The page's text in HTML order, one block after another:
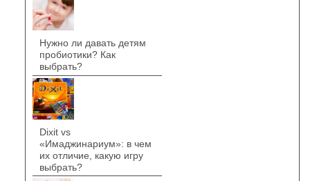
Нужно ли давать детям
пробиотики? Как
выбрать?
Dixit vs
«Имаджинариум»: в чем
их отличие, какую игру
выбрать?